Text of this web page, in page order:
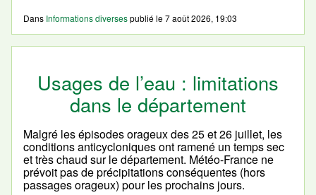
Dans Informations diversespublié le7 août 2026, 19:03
Usages de l’eau : limitations
dans le département
Malgré les épisodes orageux des 25 et 26 juillet, les
conditions anticycloniques ont ramené un temps sec
et très chaud sur le département. Météo-France ne
prévoit pas de précipitations conséquentes (hors
passages orageux) pour les prochains jours.